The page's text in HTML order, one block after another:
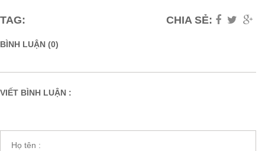
TAG: CHIA SẺ:
BÌNH LUẬN (0)
VIẾT BÌNH LUẬN :